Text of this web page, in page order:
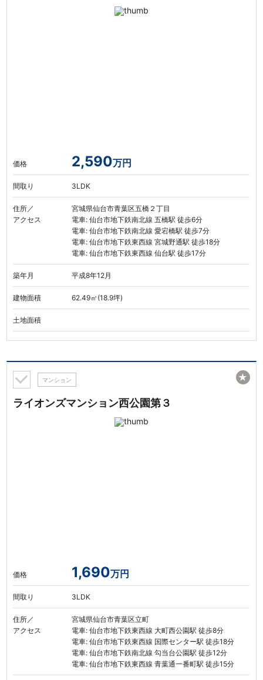
価格 2,590万円
間取り 3LDK
住所／
アクセス
宮城県仙台市青葉区五橋２丁目
電車: 仙台市地下鉄南北線 五橋駅 徒歩6分
電車: 仙台市地下鉄南北線 愛宕橋駅 徒歩7分
電車: 仙台市地下鉄東西線 宮城野通駅 徒歩18分
電車: 仙台市地下鉄東西線 仙台駅 徒歩17分
築年月 平成8年12月
建物面積 62.49㎡(18.9坪)
土地面積
マンション
ライオンズマンション西公園第３
価格 1,690万円
間取り 3LDK
住所／
アクセス
宮城県仙台市青葉区立町
電車: 仙台市地下鉄東西線 大町西公園駅 徒歩8分
電車: 仙台市地下鉄東西線 国際センター駅 徒歩18分
電車: 仙台市地下鉄南北線 勾当台公園駅 徒歩12分
電車: 仙台市地下鉄東西線 青葉通一番町駅 徒歩15分
★